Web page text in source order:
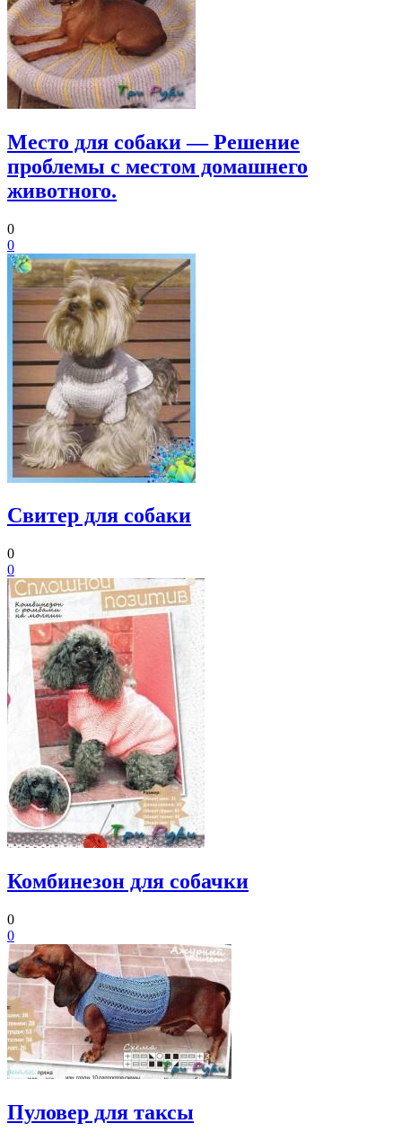
Место для собаки — Решение
проблемы с местом домашнего
животного.
0
0
Свитер для собаки
0
0
Комбинезон для собачки
0
0
Пуловер для таксы